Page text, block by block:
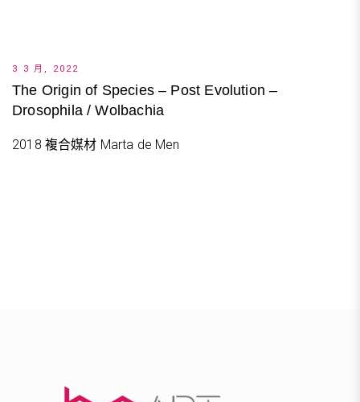
3 3 月, 2022
The Origin of Species – Post Evolution –
Drosophila / Wolbachia
2018 複合媒材 Marta de Men